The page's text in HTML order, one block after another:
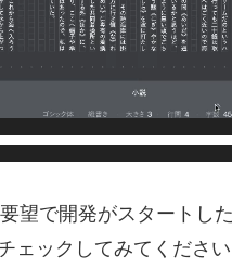
望で開発がスタートし
ェックしてみてください